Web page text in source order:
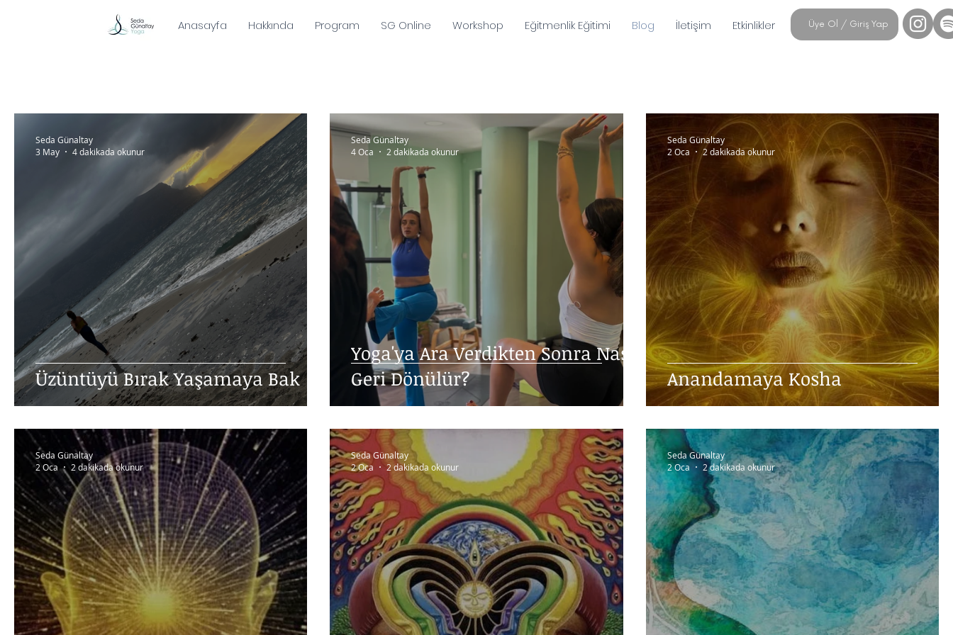
Anasayfa Hakkında Program SG Online Workshop Eğitmenlik Eğitimi Blog İletişim Etkinlikler Üye Ol / Giriş Yap
Üzüntüyü Bırak Yaşamaya Bak
Seda Günaltay
3 May
4 dakikada okunur
Yoga'ya Ara Verdikten Sonra Nasıl
Geri Dönülür?
Seda Günaltay
4 Oca
2 dakikada okunur
Anandamaya Kosha
Seda Günaltay
2 Oca
2 dakikada okunur
Seda Günaltay
2 Oca
2 dakikada okunur
Seda Günaltay
2 Oca
2 dakikada okunur
Seda Günaltay
2 Oca
2 dakikada okunur